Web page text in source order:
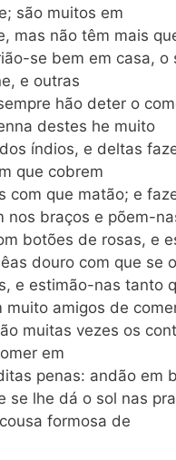
são muitos em
mas não têm mais
se bem em casa, o
e outras
hão deter o
destes he muito
índios, e deltas
que cobrem
com que matão; e
nos braços e põem-
botões de rosas, e
douro com que se
e estimão-nas tanto
muito amigos de
muitas vezes os
em
penas: andão em
se lhe dá o sol nas
formosa de